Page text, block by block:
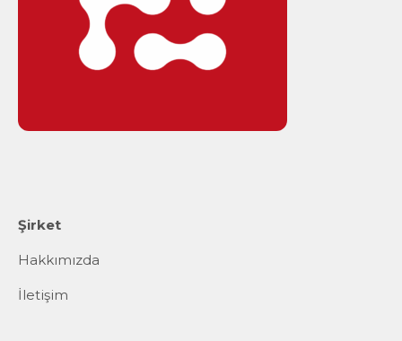
Şirket
Hakkımızda
İletişim